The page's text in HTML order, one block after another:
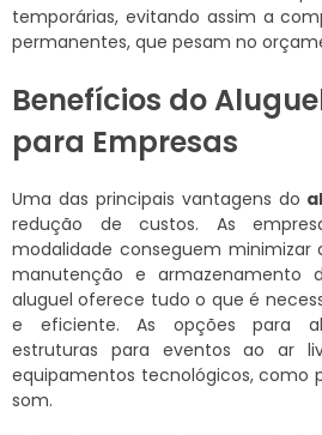
temporárias, evitando assim a
permanentes, que pesam no
Benefícios do
para Empresas
Uma das principais vantagens do
redução de custos. As
modalidade conseguem minimizar
manutenção e armazenamento
aluguel oferece tudo o que é
e eficiente. As opções para
estruturas para eventos ao ar
equipamentos tecnológicos, como
som.